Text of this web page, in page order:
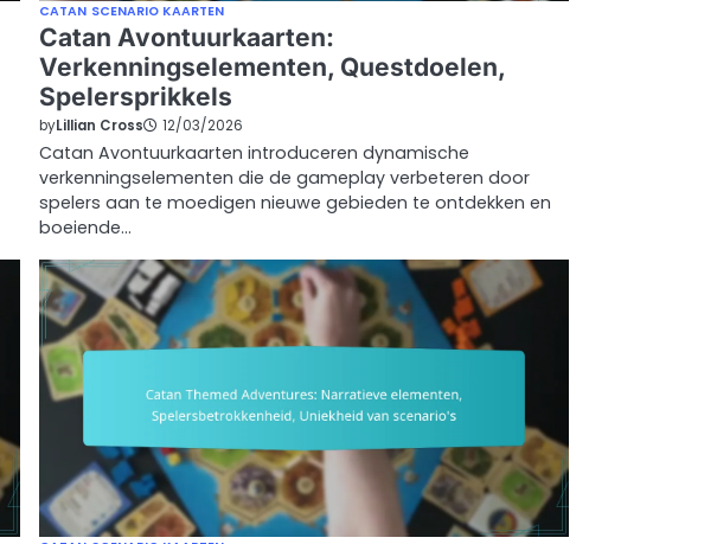
CATAN SCENARIO KAARTEN
Catan Avontuurkaarten:
Verkenningselementen, Questdoelen,
Spelersprikkels
byLillian Cross 12/03/2026
Catan Avontuurkaarten introduceren dynamische
verkenningselementen die de gameplay verbeteren door
spelers aan te moedigen nieuwe gebieden te ontdekken en
boeiende…